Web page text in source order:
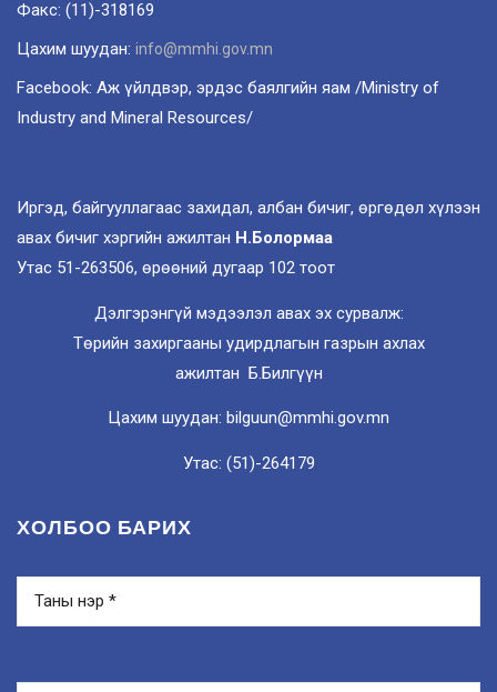
Факс: (11)-318169
Цахим шуудан: info@mmhi.gov.mn
Facebook: Аж үйлдвэр, эрдэс баялгийн яам /Ministry of
Industry and Mineral Resources/
Иргэд, байгууллагаас захидал, албан бичиг, өргөдөл хүлээн
авах бичиг хэргийн ажилтан Н.Болормаа
Утас 51-263506, өрөөний дугаар 102 тоот
Дэлгэрэнгүй мэдээлэл авах эх сурвалж:
Төрийн захиргааны удирдлагын газрын ахлах
ажилтан Б.Билгүүн
Цахим шуудан: bilguun@mmhi.gov.mn
Утас: (51)-264179
ХОЛБОО БАРИХ